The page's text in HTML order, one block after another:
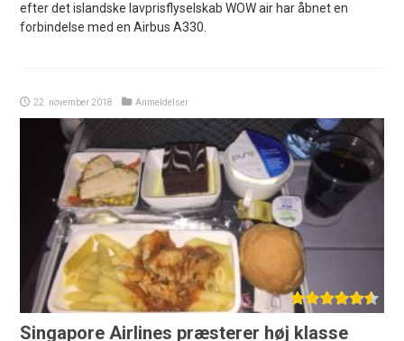
efter det islandske lavprisflyselskab WOW air har åbnet en
forbindelse med en Airbus A330.
22. november 2018 Anmeldelser
Singapore Airlines præsterer høj klasse